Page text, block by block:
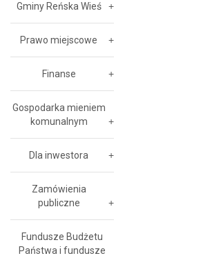
Gminy Reńska Wieś
Prawo miejscowe
Finanse
Gospodarka mieniem
komunalnym
Dla inwestora
Zamówienia
publiczne
Fundusze Budżetu
Państwa i fundusze